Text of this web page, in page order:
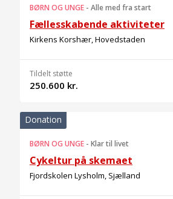
BØRN OG UNGE - Alle med fra start
Fællesskabende aktiviteter
Kirkens Korshær, Hovedstaden
Tildelt støtte
250.600 kr.
Donation
BØRN OG UNGE - Klar til livet
Cykeltur på skemaet
Fjordskolen Lysholm, Sjælland